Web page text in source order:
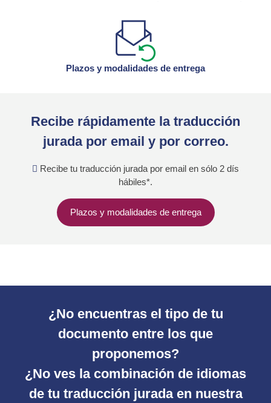
Plazos y modalidades de entrega
Recibe rápidamente la traducción
jurada por email y por correo.
Recibe tu traducción jurada por email en sólo 2 dís
hábiles*.
Plazos y modalidades de entrega
¿No encuentras el tipo de tu
documento entre los que
proponemos?
¿No ves la combinación de idiomas
de tu traducción jurada en nuestra